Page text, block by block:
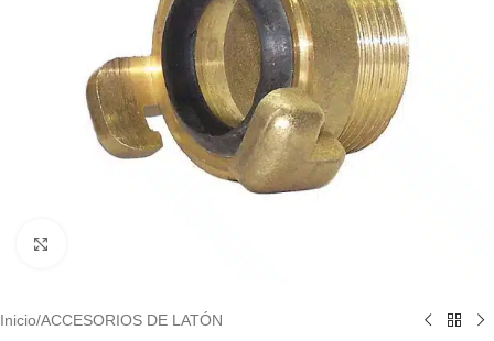
Inicio/ACCESORIOS DE LATÓN